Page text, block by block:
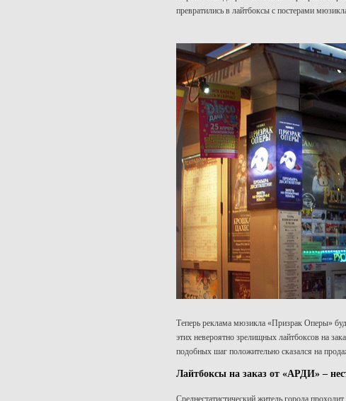
превратились в лайтбоксы с постерами
Теперь реклама мюзикла «Призрак Оперы»
этих невероятно зрелищных лайтбоксов на
подобных шаг положительно сказался на
Лайтбоксы на заказ от «АРДИ» –
Среднестатистический житель города